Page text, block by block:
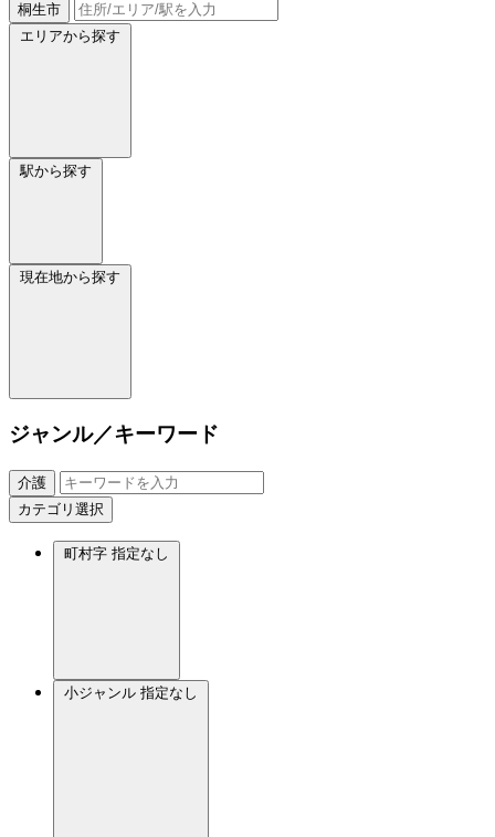
桐生市
エリアから探す
駅から探す
現在地から探す
ジャンル／キーワード
介護
カテゴリ選択
町村字 指定なし
小ジャンル 指定なし